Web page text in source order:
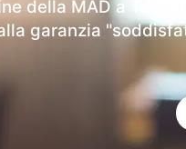
della MAD a
garanzia